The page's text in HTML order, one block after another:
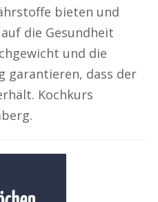
bieten und
die Gesundheit
und die
garantieren, dass der
Kochkurs